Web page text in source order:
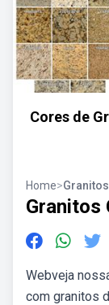
Cores de
Home>
Granitos
Webveja
com granitos